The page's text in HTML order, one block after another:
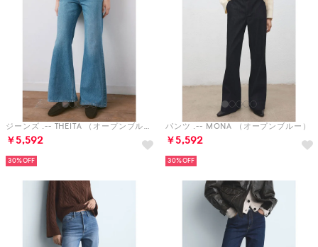
ジーンズ .-- THEITA （オープンブルー）
￥5,592
30%
パンツ .-- MONA （オープンブルー）
￥5,592
30%